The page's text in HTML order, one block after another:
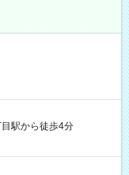
駅から徒歩4分